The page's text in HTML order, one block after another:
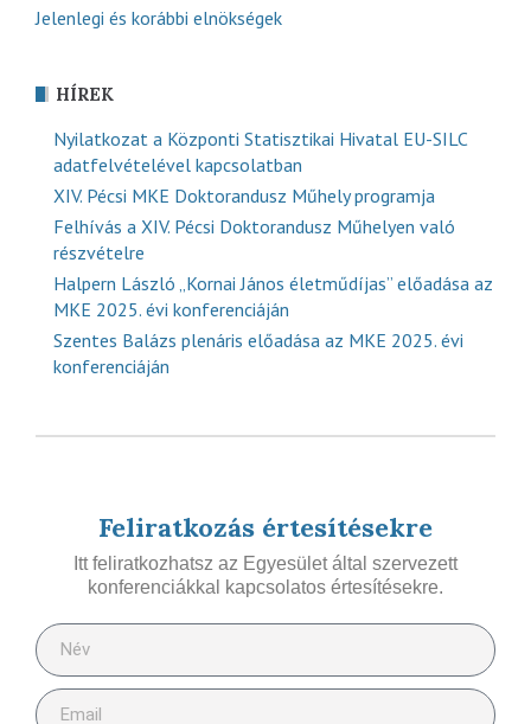
Jelenlegi és korábbi elnökségek
HÍREK
Nyilatkozat a Központi Statisztikai Hivatal EU-SILC
adatfelvételével kapcsolatban
XIV. Pécsi MKE Doktorandusz Műhely programja
Felhívás a XIV. Pécsi Doktorandusz Műhelyen való
részvételre
Halpern László „Kornai János életműdíjas” előadása az
MKE 2025. évi konferenciáján
Szentes Balázs plenáris előadása az MKE 2025. évi
konferenciáján
Feliratkozás értesítésekre
Itt feliratkozhatsz az Egyesület által szervezett
konferenciákkal kapcsolatos értesítésekre.